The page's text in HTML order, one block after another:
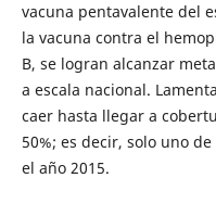
vacuna pentavalente del
la vacuna contra el
B, se logran alcanzar
a escala nacional.
caer hasta llegar a
50%; es decir, solo uno
el año 2015.